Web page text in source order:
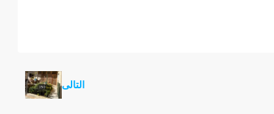
التالى